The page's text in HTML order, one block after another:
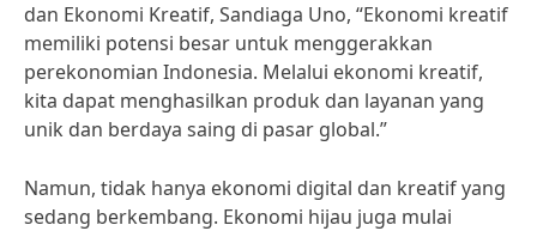
dan Ekonomi Kreatif, Sandiaga Uno, “Ekonomi kreatif
memiliki potensi besar untuk menggerakkan
perekonomian Indonesia. Melalui ekonomi kreatif,
kita dapat menghasilkan produk dan layanan yang
unik dan berdaya saing di pasar global.”
Namun, tidak hanya ekonomi digital dan kreatif yang
sedang berkembang. Ekonomi hijau juga mulai